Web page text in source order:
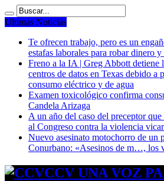
Ultimas Noticias
Te ofrecen trabajo, pero es un
estafas laborales para robar dinero y
Freno a la IA | Greg Abbott detiene
centros de datos en Texas debido a
consumo eléctrico y de agua
Examen toxicológico confirma
Candela Arizaga
A un año del caso del preceptor
al Congreso contra la violencia
Nuevo asesinato motochorro de un
Conurbano: «Asesinos de m…, los
CCV UNA VOZ